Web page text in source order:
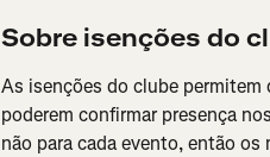
Sobre isenções do
As isenções do clube permitem
poderem confirmar presença
não para cada evento, então os